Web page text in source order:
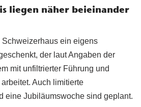
liegen näher beieinander
ein eigens
der laut Angaben der
mit unfiltrierter Führung und
Auch limitierte
eine Jubiläumswoche sind geplant.